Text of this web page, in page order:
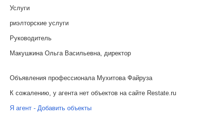
Услуги
риэлторские услуги
Руководитель
Макушкина Ольга Васильевна, директор
Объявления профессионала Мухитова Файруза
К сожалению, у агента нет объектов на сайте Restate.ru
Я агент - Добавить объекты